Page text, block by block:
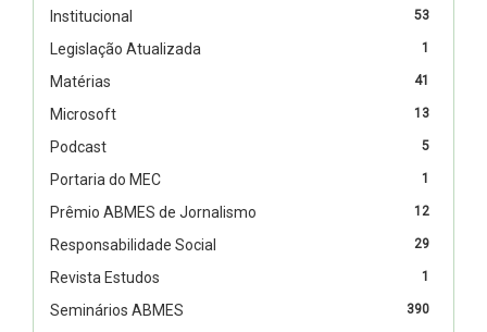
53
Institucional
1
Legislação Atualizada
41
Matérias
13
Microsoft
5
Podcast
1
Portaria do MEC
12
Prêmio ABMES de Jornalismo
29
Responsabilidade Social
1
Revista Estudos
390
Seminários ABMES